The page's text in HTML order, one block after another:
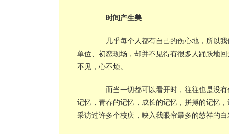
时间产生美
几乎每个人都有自己的伤心地，所以我
单位、初恋现场，却并不见得有很多人踊跃地
不见，心不烦。
而当一切都可以看开时，往往也是没有
记忆，青春的记忆，成长的记忆，拼搏的记忆
采访过许多个校庆，映入我眼帘最多的慈祥的